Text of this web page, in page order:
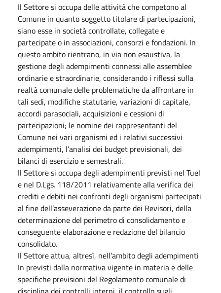
Il Settore si occupa delle attività che competono al
Comune in quanto soggetto titolare di partecipazioni,
siano esse in società controllate, collegate e
partecipate o in associazioni, consorzi e fondazioni. In
questo ambito rientrano, in via non esaustiva, la
gestione degli adempimenti connessi alle assemblee
ordinarie e straordinarie, considerando i riflessi sulla
realtà comunale delle problematiche da affrontare in
tali sedi, modifiche statutarie, variazioni di capitale,
accordi parasociali, acquisizioni e cessioni di
partecipazioni; le nomine dei rappresentanti del
Comune nei vari organismi ed i relativi successivi
adempimenti, l’analisi dei budget previsionali, dei
bilanci di esercizio e semestrali.
Il Settore si occupa degli adempimenti previsti nel Tuel
e nel D.Lgs. 118/2011 relativamente alla verifica dei
crediti e debiti nei confronti degli organismi partecipati
al fine dell’asseverazione da parte dei Revisori, della
determinazione del perimetro di consolidamento e
conseguente elaborazione e redazione del bilancio
consolidato.
Il Settore attua, altresì, nell’ambito degli adempimenti
In previsti dalla normativa vigente in materia e delle
specifiche previsioni del Regolamento comunale di